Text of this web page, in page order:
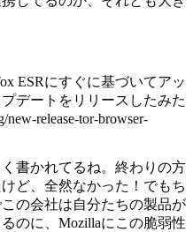
ESRにすぐに基づいてアッ
デートをリリースしたみた
release-tor-browser-
書かれてるね。終わりの方
ど、全然なかった！でもち
の会社は自分たちの製品が
のに、Mozillaにこの脆弱性